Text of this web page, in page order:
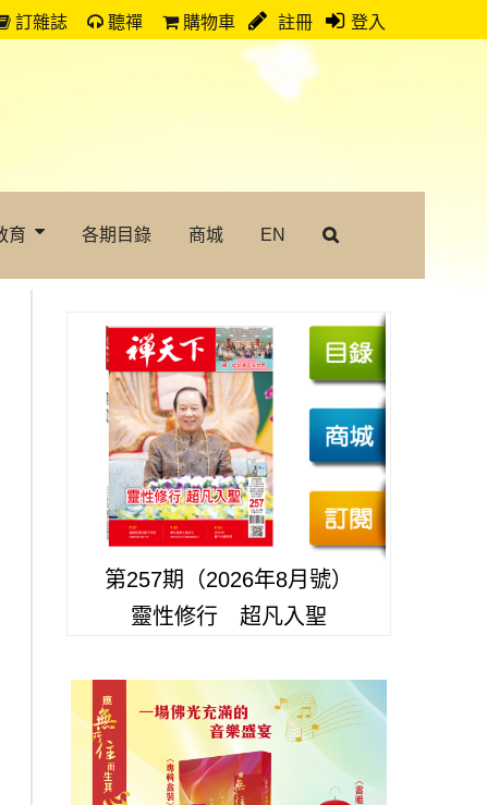
訂雜誌 聽禪 購物車 註冊 登入
育 各期目錄 商城 EN
第257期（2026年8月號）
靈性修行 超凡入聖